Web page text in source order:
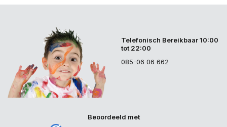
Telefonisch Bereikbaar 10:00
tot 22:00
085-06 06 662
Beoordeeld met